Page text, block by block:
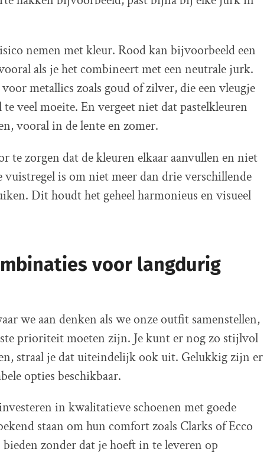
nemen met kleur. Rood kan bijvoorbeeld een
als je het combineert met een neutrale jurk.
metallics zoals goud of zilver, die een vleugje
veel moeite. En vergeet niet dat pastelkleuren
vooral in de lente en zomer.
te zorgen dat de kleuren elkaar aanvullen en niet
vuistregel is om niet meer dan drie verschillende
Dit houdt het geheel harmonieus en visueel
voor langdurig
we aan denken als we onze outfit samenstellen,
prioriteit moeten zijn. Je kunt er nog zo stijlvol
straal je dat uiteindelijk ook uit. Gelukkig zijn er
opties beschikbaar.
in kwalitatieve schoenen met goede
staan om hun comfort zoals Clarks of Ecco
zonder dat je hoeft in te leveren op